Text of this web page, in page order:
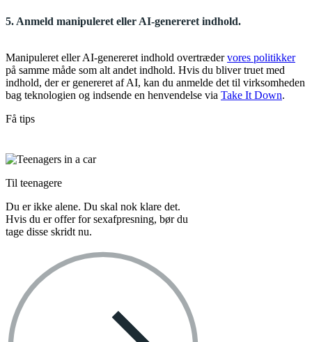
5. Anmeld manipuleret eller AI-genereret indhold.
Manipuleret eller AI-genereret indhold overtrædervores politikker
på samme måde som alt andet indhold. Hvis du bliver truet med
indhold, der er genereret af AI, kan du anmelde det til virksomheden
bag teknologien og indsende en henvendelse via Take It Down.
Få tips
Til teenagere
Du er ikke alene. Du skal nok klare det.
Hvis du er offer for sexafpresning, bør du
tage disse skridt nu.